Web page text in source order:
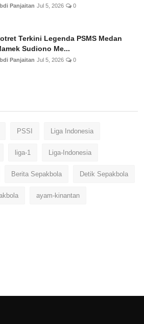
Panjaitan Jul 5, 2026 0
Terkini Legenda PSMS Medan
Sudiono Me...
Panjaitan Jul 5, 2026 0
PSSI Liga Indonesia
liga-1 Liga-Indonesia
Berita Sepakbola Detik Sepakbola
ayam-kinantan